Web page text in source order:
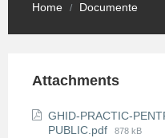
Home / Documente
Attachments
GHID-PRACTIC-
PUBLIC.pdf File
878 kB